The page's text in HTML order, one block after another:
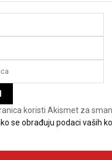
koristi Akismet za
se obrađuju podaci vaših